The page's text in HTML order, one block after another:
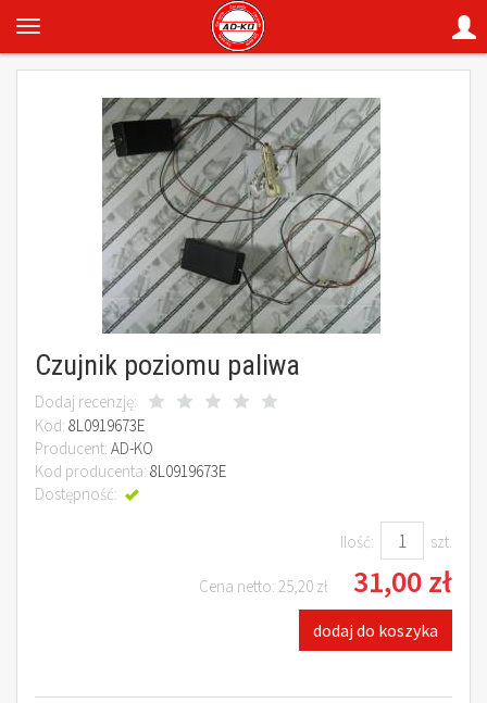
Czujnik poziomu paliwa
Dodaj recenzję:
Kod: 8L0919673E
Producent: AD-KO
Kod producenta: 8L0919673E
Dostępność:
Ilość: szt.
Cena netto: 25,20 zł 31,00 zł
dodaj do koszyka